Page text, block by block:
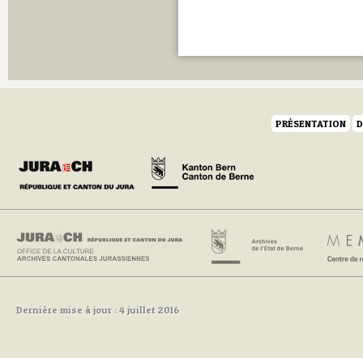
PRÉSENTATION
Dernière mise à jour : 4 juillet 2016